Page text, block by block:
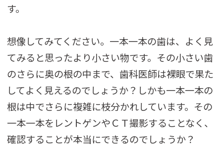
す。
想像してみてください。一本一本の歯は、よく見
てみると思ったより小さい物です。その小さい歯
のさらに奥の根の中まで、歯科医師は裸眼で果た
してよく見えるのでしょうか？しかも一本一本の
根は中でさらに複雑に枝分かれしています。その
一本一本をレントゲンやＣＴ撮影することなく、
確認することが本当にできるのでしょうか？